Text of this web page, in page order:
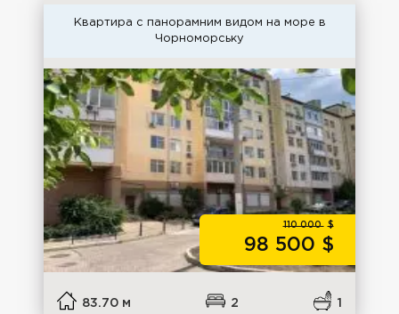
Квартира с панорамним видом на море в
Чорноморську
110 000 $
98 500 $
83.70 м 2 1